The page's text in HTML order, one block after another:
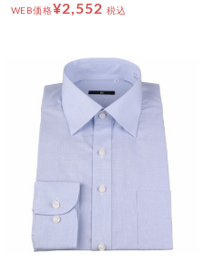
WEB価格¥2,552 税込